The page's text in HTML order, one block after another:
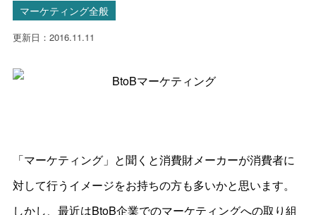
マーケティング全般
更新日：2016.11.11
「マーケティング」と聞くと消費財メーカーが消費者に
対して行うイメージをお持ちの方も多いかと思います。
しかし、最近はBtoB企業でのマーケティングへの取り組